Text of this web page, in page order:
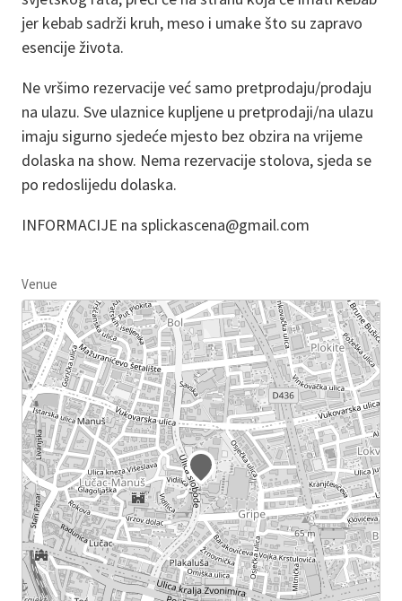
jer kebab sadrži kruh, meso i umake što su zapravo
esencije života.
Ne vršimo rezervacije već samo pretprodaju/prodaju
na ulazu. Sve ulaznice kupljene u pretprodaji/na ulazu
imaju sigurno sjedeće mjesto bez obzira na vrijeme
dolaska na show. Nema rezervacije stolova, sjeda se
po redoslijedu dolaska.
INFORMACIJE na splickascena@gmail.com
Venue